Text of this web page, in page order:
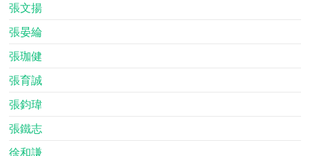
張文揚
張晏綸
張珈健
張育誠
張鈞瑋
張鐵志
徐和謙